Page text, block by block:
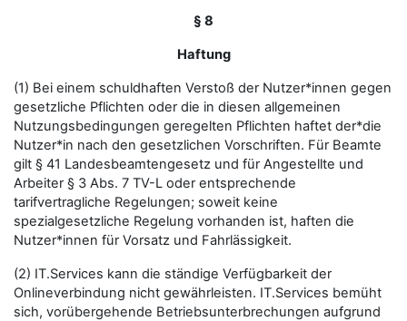
§ 8
Haftung
(1) Bei einem schuldhaften Verstoß der Nutzer*innen gegen
gesetzliche Pflichten oder die in diesen allgemeinen
Nutzungsbedingungen geregelten Pflichten haftet der*die
Nutzer*in nach den gesetzlichen Vorschriften. Für Beamte
gilt § 41 Landesbeamtengesetz und für Angestellte und
Arbeiter § 3 Abs. 7 TV-L oder entsprechende
tarifvertragliche Regelungen; soweit keine
spezialgesetzliche Regelung vorhanden ist, haften die
Nutzer*innen für Vorsatz und Fahrlässigkeit.
(2) IT.Services kann die ständige Verfügbarkeit der
Onlineverbindung nicht gewährleisten. IT.Services bemüht
sich, vorübergehende Betriebsunterbrechungen aufgrund